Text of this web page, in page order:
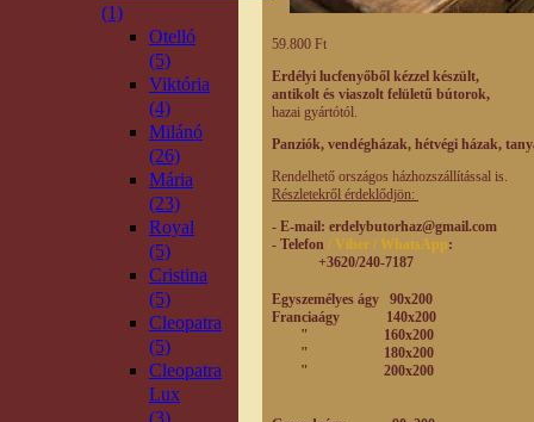
(1)
Otelló
(5)
Viktória
(4)
Milánó
(26)
Mária
(23)
Royal
(5)
Cristina
(5)
Cleopatra
(5)
Cleopatra
Lux
(3)
59.800 Ft
Erdélyi lucfenyőből kézzel készült,
antikolt és viaszolt felületű bútorok,
hazai gyártótól.
Panziók, vendégházak, hétvégi házak,
Rendelhető országos házhozszállítással is.
Részletekről érdeklődjön:
- E-mail: erdelybutorhaz@gmail.com
- Telefon / Viber / WhatsApp:
+3620/240-7187
Egyszemélyes ágy 90x200
Franciaágy 140x200
" 160x200
" 180x200
" 200x200